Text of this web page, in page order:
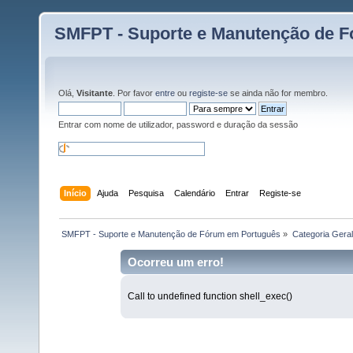
SMFPT - Suporte e Manutenção de
Olá, Visitante . Por favor entre ou registe-se se ainda não for membro.
Entrar com nome de utilizador, password e duração da sessão
Início Ajuda Pesquisa Calendário Entrar Registe-se
SMFPT - Suporte e Manutenção de Fórum em Português » Categoria Geral
Ocorreu um erro!
Call to undefined function shell_exec()